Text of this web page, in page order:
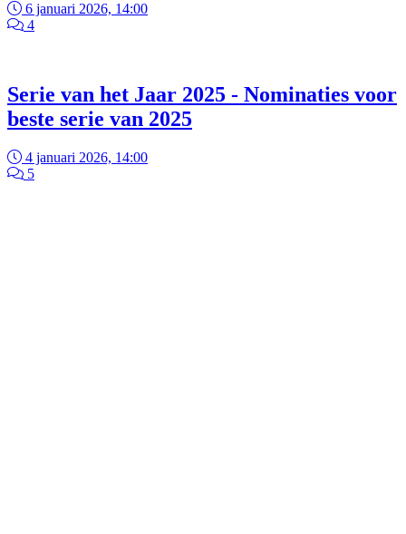
6 januari 2026, 14:00
4
Serie van het Jaar 2025 - Nominaties voor
beste serie van 2025
4 januari 2026, 14:00
5